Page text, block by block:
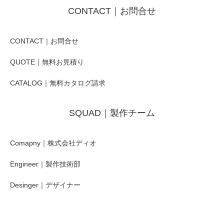
CONTACT｜お問合せ
CONTACT｜お問合せ
QUOTE｜無料お見積り
CATALOG｜無料カタログ請求
SQUAD｜製作チーム
Comapny｜株式会社ディオ
Engineer｜製作技術部
Desinger｜デザイナー